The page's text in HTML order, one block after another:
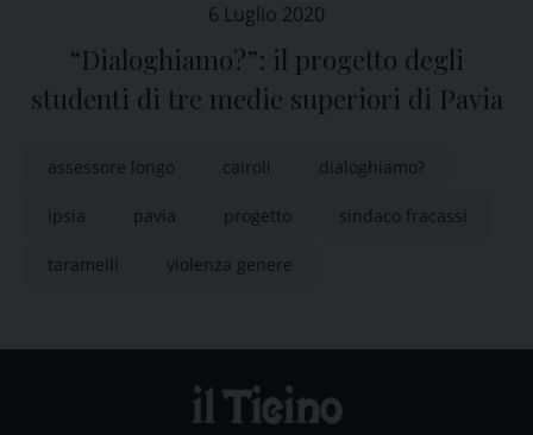
6 Luglio 2020
“Dialoghiamo?”: il progetto degli
studenti di tre medie superiori di Pavia
assessore longo cairoli dialoghiamo?
ipsia pavia progetto sindaco fracassi
taramelli violenza genere